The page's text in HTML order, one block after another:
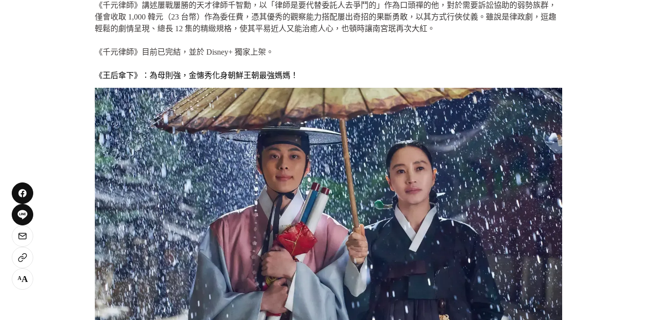
《千元律師》講述屢戰屢勝的天才律師千智勳，以「律師是要代替委託人去爭鬥的」作為口頭禪的他，對於需要訴訟協助的弱勢族群，
僅會收取 1,000 韓元（23 台幣）作為委任費，憑其優秀的觀察能力搭配屢出奇招的果斷勇敢，以其方式行俠仗義。雖說是律政劇，逗趣
輕鬆的劇情呈現、總長 12 集的精緻規格，使其平易近人又能治癒人心，也頓時讓南宮珉再次大紅。
《千元律師》目前已完結，並於 Disney+ 獨家上架。
《王后傘下》：為母則強，金憓秀化身朝鮮王朝最強媽媽！
AA